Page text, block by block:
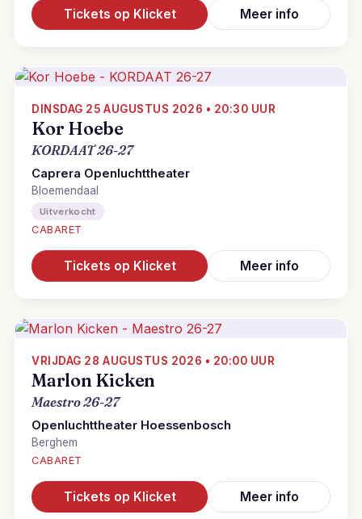
Tickets op Klicket Meer info
DINSDAG 25 AUGUSTUS 2026 • 20:30 UUR
Kor Hoebe
KORDAAT 26-27
Caprera Openluchttheater
Bloemendaal
Uitverkocht
CABARET
Tickets op Klicket Meer info
VRIJDAG 28 AUGUSTUS 2026 • 20:00 UUR
Marlon Kicken
Maestro 26-27
Openluchttheater Hoessenbosch
Berghem
CABARET
Tickets op Klicket Meer info